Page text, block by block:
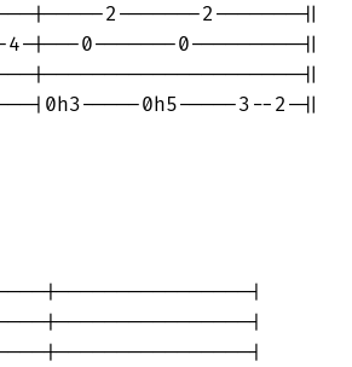
|-----2-------2-------||
4-|---0-------0---------||
|---------------------||
|0h3-----0h5-----3--2-||
|----------------|
|----------------|
|----------------|